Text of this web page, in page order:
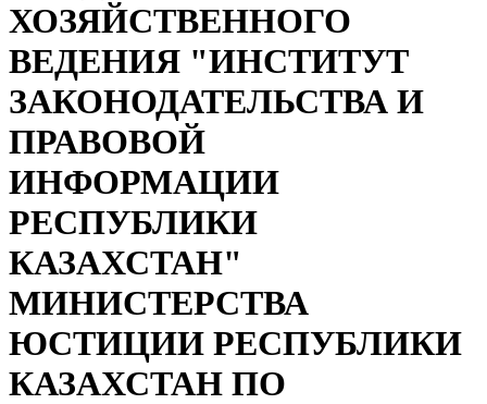
ХОЗЯЙСТВЕННОГО
ВЕДЕНИЯ "ИНСТИТУТ
ЗАКОНОДАТЕЛЬСТВА И
ПРАВОВОЙ
ИНФОРМАЦИИ
РЕСПУБЛИКИ
КАЗАХСТАН"
МИНИСТЕРСТВА
ЮСТИЦИИ РЕСПУБЛИКИ
КАЗАХСТАН ПО